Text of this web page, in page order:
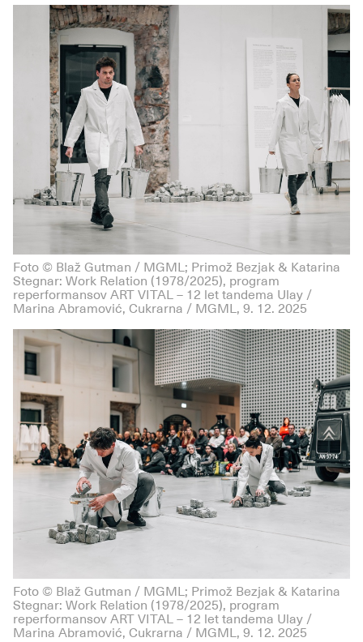
Foto © Blaž Gutman / MGML; Primož Bezjak & Katarina
Stegnar: Work Relation (1978/2025), program
reperformansov ART VITAL – 12 let tandema Ulay /
Marina Abramović, Cukrarna / MGML, 9. 12. 2025
Foto © Blaž Gutman / MGML; Primož Bezjak & Katarina
Stegnar: Work Relation (1978/2025), program
reperformansov ART VITAL – 12 let tandema Ulay /
Marina Abramović, Cukrarna / MGML, 9. 12. 2025